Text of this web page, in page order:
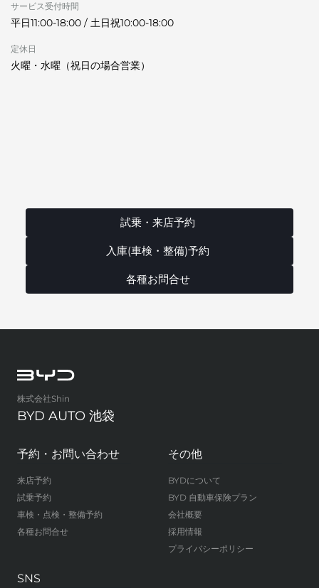
サービス受付時間
平日11:00-18:00 / 土日祝10:00-18:00
定休日
火曜・水曜（祝日の場合営業）
試乗・来店予約
入庫(車検・整備)予約
各種お問合せ
株式会社Shin
BYD AUTO 池袋
予約・お問い合わせ
来店予約
試乗予約
車検・点検・整備予約
各種お問合せ
その他
BYDについて
BYD 自動車保険プラン
会社概要
採用情報
プライバシーポリシー
SNS